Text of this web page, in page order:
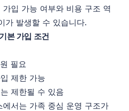
입 가능 여부와 비용 구조 역
가 발생할 수 있습니다.
본 가입 조건
필요
제한 가능
제한될 수 있음
서는 가족 중심 운영 구조가